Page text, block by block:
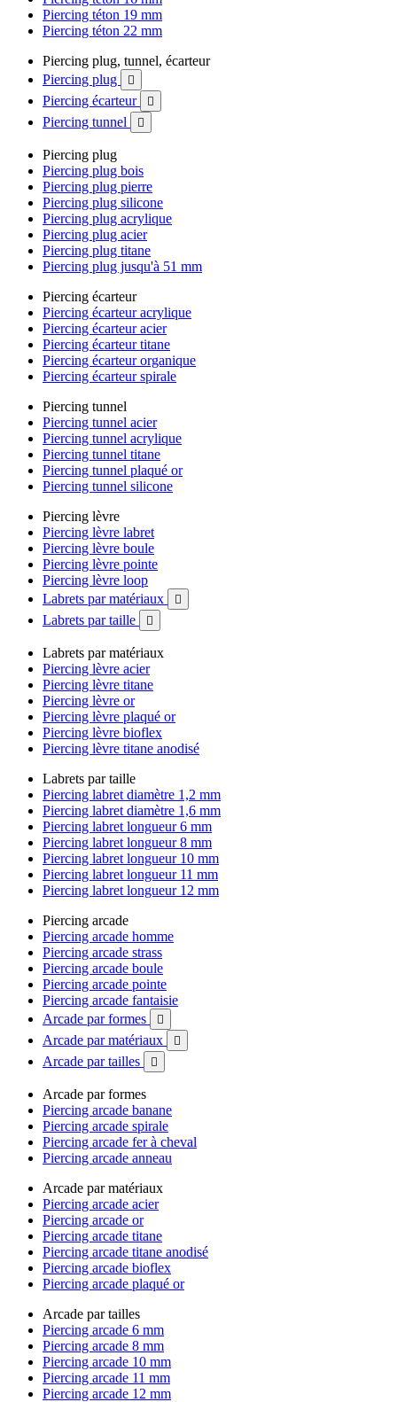
Piercing téton 19 mm
Piercing téton 22 mm
Piercing plug, tunnel, écarteur
Piercing plug

Piercing écarteur 
Piercing tunnel 
Piercing plug
Piercing plug bois
Piercing plug pierre
Piercing plug silicone
Piercing plug acrylique
Piercing plug acier
Piercing plug titane
Piercing plug jusqu'à 51 mm
Piercing écarteur
Piercing écarteur acrylique
Piercing écarteur acier
Piercing écarteur titane
Piercing écarteur organique
Piercing écarteur spirale
Piercing tunnel
Piercing tunnel acier
Piercing tunnel acrylique
Piercing tunnel titane
Piercing tunnel plaqué or
Piercing tunnel silicone
Piercing lèvre
Piercing lèvre labret
Piercing lèvre boule
Piercing lèvre pointe
Piercing lèvre loop
Labrets par matériaux

Labrets par taille 
Labrets par matériaux
Piercing lèvre acier
Piercing lèvre titane
Piercing lèvre or
Piercing lèvre plaqué or
Piercing lèvre bioflex
Piercing lèvre titane anodisé
Labrets par taille
Piercing labret diamètre 1,2 mm
Piercing labret diamètre 1,6 mm
Piercing labret longueur 6 mm
Piercing labret longueur 8 mm
Piercing labret longueur 10 mm
Piercing labret longueur 11 mm
Piercing labret longueur 12 mm
Piercing arcade
Piercing arcade homme
Piercing arcade strass
Piercing arcade boule
Piercing arcade pointe
Piercing arcade fantaisie
Arcade par formes

Arcade par matériaux 
Arcade par tailles 
Arcade par formes
Piercing arcade banane
Piercing arcade spirale
Piercing arcade fer à cheval
Piercing arcade anneau
Arcade par matériaux
Piercing arcade acier
Piercing arcade or
Piercing arcade titane
Piercing arcade titane anodisé
Piercing arcade bioflex
Piercing arcade plaqué or
Arcade par tailles
Piercing arcade 6 mm
Piercing arcade 8 mm
Piercing arcade 10 mm
Piercing arcade 11 mm
Piercing arcade 12 mm